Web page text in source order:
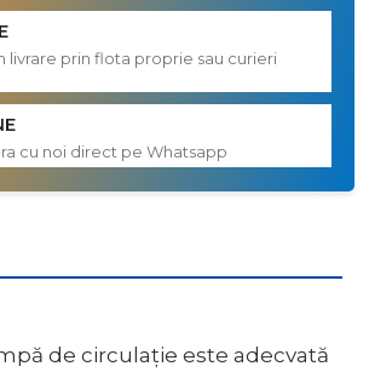
livrare prin flota proprie sau curieri
cu noi direct pe Whatsapp
de circulație este adecvată